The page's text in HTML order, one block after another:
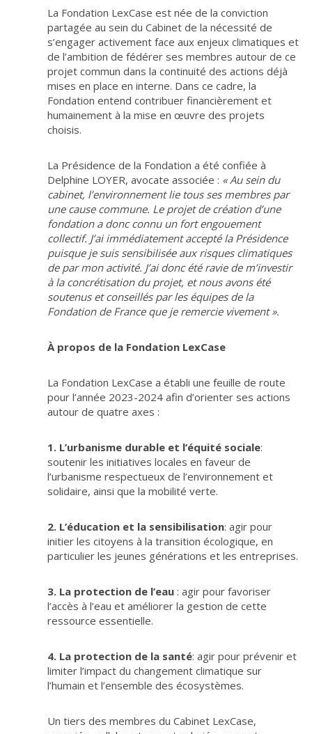
La Fondation LexCase est née de la conviction
partagée au sein du Cabinet de la nécessité de
s’engager activement face aux enjeux climatiques et
de l’ambition de fédérer ses membres autour de ce
projet commun dans la continuité des actions déjà
mises en place en interne. Dans ce cadre, la
Fondation entend contribuer financièrement et
humainement à la mise en œuvre des projets
choisis.
La Présidence de la Fondation a été confiée à
Delphine LOYER, avocate associée : «Au sein du
cabinet, l’environnement lie tous ses membres par
une cause commune. Le projet de création d’une
fondation a donc connu un fort engouement
collectif. J’ai immédiatement accepté la Présidence
puisque je suis sensibilisée aux risques climatiques
de par mon activité. J’ai donc été ravie de m’investir
à la concrétisation du projet, et nous avons été
soutenus et conseillés par les équipes de la
Fondation de France que je remercie vivement».
À propos de la Fondation LexCase
La Fondation LexCase a établi une feuille de route
pour l’année 2023-2024 afin d’orienter ses actions
autour de quatre axes :
1. L’urbanisme durable et l’équité sociale:
soutenir les initiatives locales en faveur de
l’urbanisme respectueux de l’environnement et
solidaire, ainsi que la mobilité verte.
2. L’éducation et la sensibilisation: agir pour
initier les citoyens à la transition écologique, en
particulier les jeunes générations et les entreprises.
3. La protection de l’eau : agir pour favoriser
l’accès à l’eau et améliorer la gestion de cette
ressource essentielle.
4. La protection de la santé: agir pour prévenir et
limiter l’impact du changement climatique sur
l’humain et l’ensemble des écosystèmes.
Un tiers des membres du Cabinet LexCase,